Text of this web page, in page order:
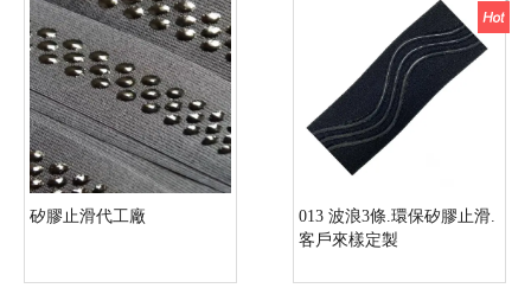
矽膠止滑代工廠
013 波浪3條.環保矽膠止滑.
客戶來樣定製